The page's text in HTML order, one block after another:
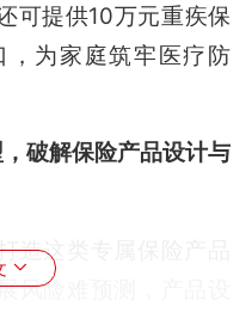
可提供10万元重疾保
为家庭筑牢医疗防
破解保险产品设计与
造这类专属保险产品
风险难预测，产品设